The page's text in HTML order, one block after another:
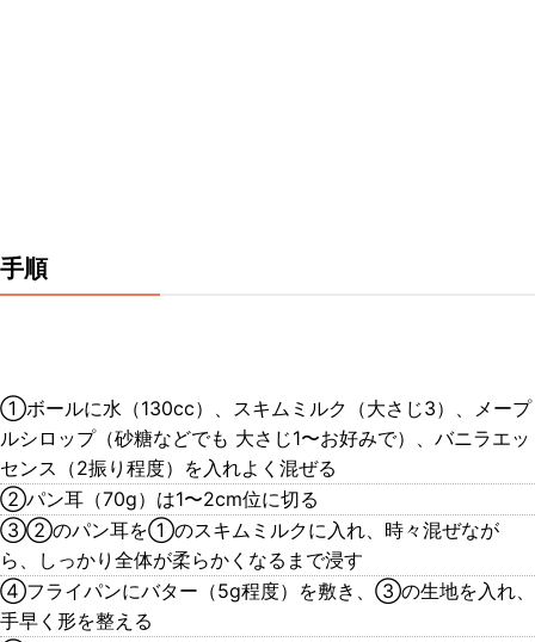
手順
①ボールに水（130cc）、スキムミルク（大さじ3）、メープ
ルシロップ（砂糖などでも 大さじ1〜お好みで）、バニラエッ
センス（2振り程度）を入れよく混ぜる
②パン耳（70g）は1〜2cm位に切る
③②のパン耳を①のスキムミルクに入れ、時々混ぜなが
ら、しっかり全体が柔らかくなるまで浸す
④フライパンにバター（5g程度）を敷き、③の生地を入れ、
手早く形を整える